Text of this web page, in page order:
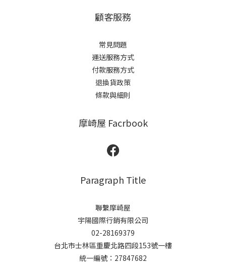
顧客服務
常見問題
運送服務方式
付款服務方式
退換貨政策
條款與細則
摩崎屋 Facrbook
Paragraph Title
聯繫摩崎屋
宇陽國際行銷有限公司
02-28169379
台北市士林區重慶北路四段153號一樓
統一編號：27847682